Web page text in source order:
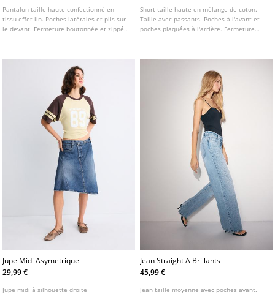
Pantalon taille haute confectionné en
tissu effet lin. Poches latérales et plis sur
le devant. Fermeture boutonnée et zippée.
Short taille haute en mélange de coton.
Taille avec passants. Poches à l'avant et
poches plaquées à l'arrière. Fermeture
plusieurs coloris.
Jupe Midi Asymetrique
29,99 €
Jupe midi à silhouette droite
Jean Straight A Brillants
45,99 €
Jean taille moyenne avec poches avant.